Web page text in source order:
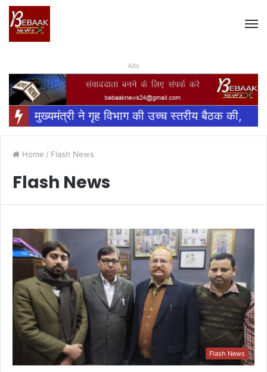
Ads
मुख्यमंत्री ने गृह विभाग की उच्च स्तरीय बैठक की,
Home / Flash News
Flash News
Flash News